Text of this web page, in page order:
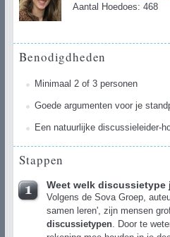
Aantal Hoedoes: 468
Benodigdheden
Minimaal 2 of 3 personen
Goede argumenten voor je
Een natuurlijke discussieleider-
Stappen
Weet welk discussietype
Volgens de Sova Groep,
samen leren', zijn mensen
discussietypen. Door te